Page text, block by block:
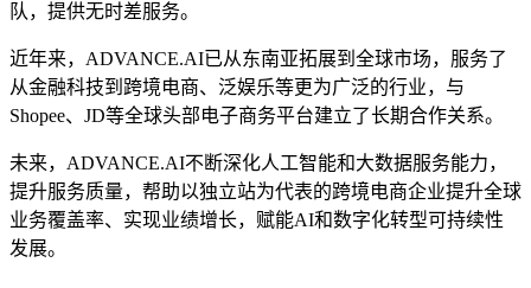
队，提供无时差服务。
近年来，ADVANCE.AI已从东南亚拓展到全球市场，服务了
从金融科技到跨境电商、泛娱乐等更为广泛的行业，与
Shopee、JD等全球头部电子商务平台建立了长期合作关系。
未来，ADVANCE.AI不断深化人工智能和大数据服务能力，
提升服务质量，帮助以独立站为代表的跨境电商企业提升全球
业务覆盖率、实现业绩增长，赋能AI和数字化转型可持续性
发展。